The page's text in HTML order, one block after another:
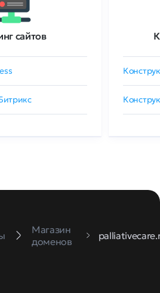
сайтов
Магазин
доменов